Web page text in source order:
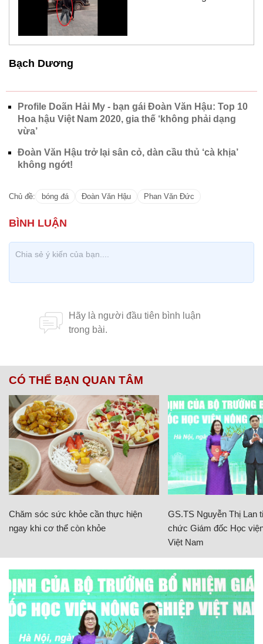
Bạch Dương
Profile Doãn Hải My - bạn gái Đoàn Văn Hậu: Top 10
Hoa hậu Việt Nam 2020, gia thế ‘không phải dạng
vừa’
Đoàn Văn Hậu trở lại sân cỏ, dàn cầu thủ ‘cà khịa’
không ngớt!
Chủ đề: bóng đá Đoàn Văn Hậu Phan Văn Đức
CÓ THỂ BẠN QUAN TÂM
Chăm sóc sức khỏe cần thực hiện
ngay khi cơ thể còn khỏe
GS.TS Nguyễn Thị Lan
chức Giám đốc Học
Việt Nam